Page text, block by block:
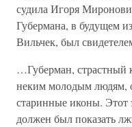
судила Игоря
Губермана, в будущем
Вильчек, был
…Губерман, страстный
неким молодым людям,
старинные иконы. Этот
должен был показать